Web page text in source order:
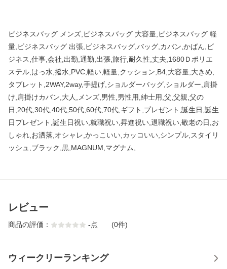
ビジネスバッグ メンズ,ビジネスバッグ 大容量,ビジネスバッグ 軽
量,ビジネスバッグ 出張,ビジネスバッグ,バッグ,カバン,かばん,ビ
ジネス,仕事,会社,出勤,通勤,出張,旅行,耐久性,丈夫,1680Ｄポリエ
ステル,はっ水,撥水,PVC,軽い,軽量,クッション,B4,大容量,大きめ,
タブレット,2WAY,2way,手提げ,ショルダーバッグ,ショルダー,肩掛
け,肩掛けカバン,大人,メンズ,男性,男性用,紳士用,父,父親,父の
日,20代,30代,40代,50代,60代,70代,ギフト,プレゼント,誕生日,誕生
日プレゼント,誕生日祝い,就職祝い,昇進祝い,退職祝い,敬老の日,お
しゃれ,お洒落,オシャレ,かっこいい,カッコいい,シンプル,スタイリ
ッシュ,ブラック,黒,MAGNUM,マグナム,
レビュー
商品の評価： -点 (0件)
ウィークリーランキング